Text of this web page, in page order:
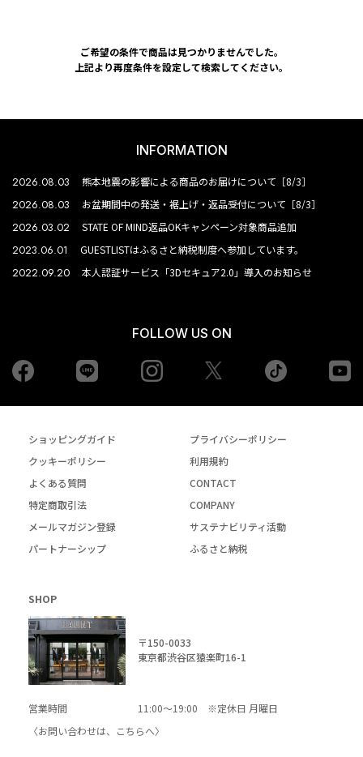
ご希望の条件で商品は見つかりませんでした。
上記より再度条件を設定して検索してください。
INFORMATION
2026.08.03 熊本地震の影響による商品のお届けについて［8/3］
2026.08.03 お盆期間中の発送・裾上げ・返品受付について［8/3］
2026.03.02 STATE OF MIND返品OKキャンペーン対象商品追加
2023.06.01 GUESTLISTはふるさと納税制度へ参加しています。
2022.09.20 本人認証サービス「3Dセキュア2.0」導入のお知らせ
FOLLOW US ON
Facebook Instagram tiktok
ショッピングガイド
プライバシーポリシー
クッキーポリシー
利用規約
よくある質問
CONTACT
特定商取引法
COMPANY
メールマガジン登録
サステナビリティ活動
パートナーシップ
ふるさと納税
SHOP
〒150-0033
東京都渋谷区猿楽町16-1
営業時間
11:00～19:00 ※定休日 月曜日
〈お問い合わせは、
こちらへ〉